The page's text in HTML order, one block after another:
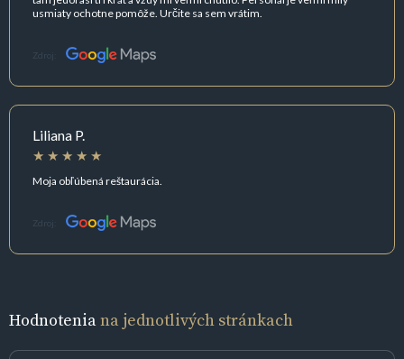
usmiaty ochotne pomôže. Určite sa sem vrátim.
Zdroj:
Liliana P.
Moja obľúbená reštaurácia.
Zdroj:
Hodnoteniana jednotlivých stránkach